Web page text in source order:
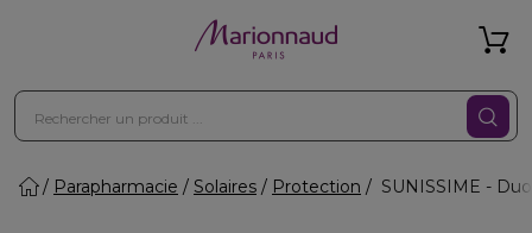
Parapharmacie Solaires Protection SUNISSIME -